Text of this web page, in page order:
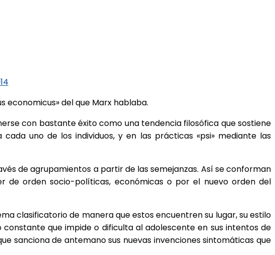
economicus» del que Marx hablaba.
con bastante éxito como una tendencia filosófica que sostiene
uno de los individuos, y en las prácticas «psi» mediante las
de agrupamientos a partir de las semejanzas. Así se conforman
de orden socio-políticas, económicas o por el nuevo orden del
clasificatorio de manera que estos encuentren su lugar, su estilo
que impide o dificulta al adolescente en sus intentos de
sanciona de antemano sus nuevas invenciones sintomáticas que